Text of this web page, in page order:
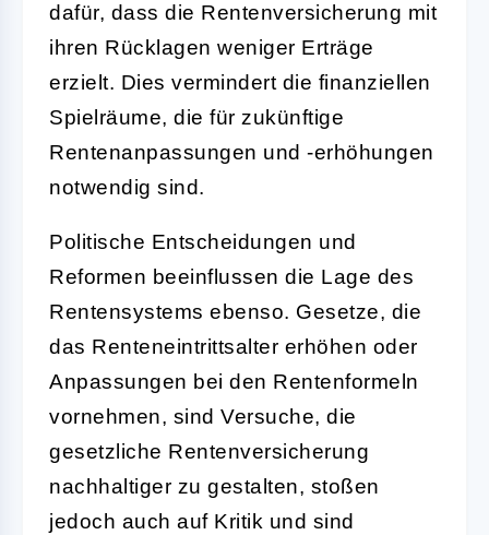
dafür, dass die Rentenversicherung mit
ihren Rücklagen weniger Erträge
erzielt. Dies vermindert die finanziellen
Spielräume, die für zukünftige
Rentenanpassungen und -erhöhungen
notwendig sind.
Politische Entscheidungen und
Reformen beeinflussen die Lage des
Rentensystems ebenso. Gesetze, die
das Renteneintrittsalter erhöhen oder
Anpassungen bei den Rentenformeln
vornehmen, sind Versuche, die
gesetzliche Rentenversicherung
nachhaltiger zu gestalten, stoßen
jedoch auch auf Kritik und sind